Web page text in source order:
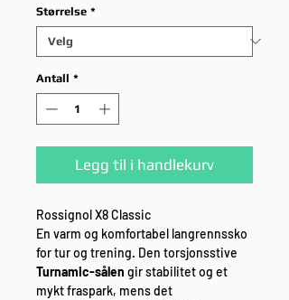
Størrelse *
Antall *
Legg til i handlekurv
Rossignol X8 Classic
En varm og komfortabel langrennssko
for tur og trening. Den torsjonsstive
Turnamic-sålen gir stabilitet og et
mykt fraspark, mens det